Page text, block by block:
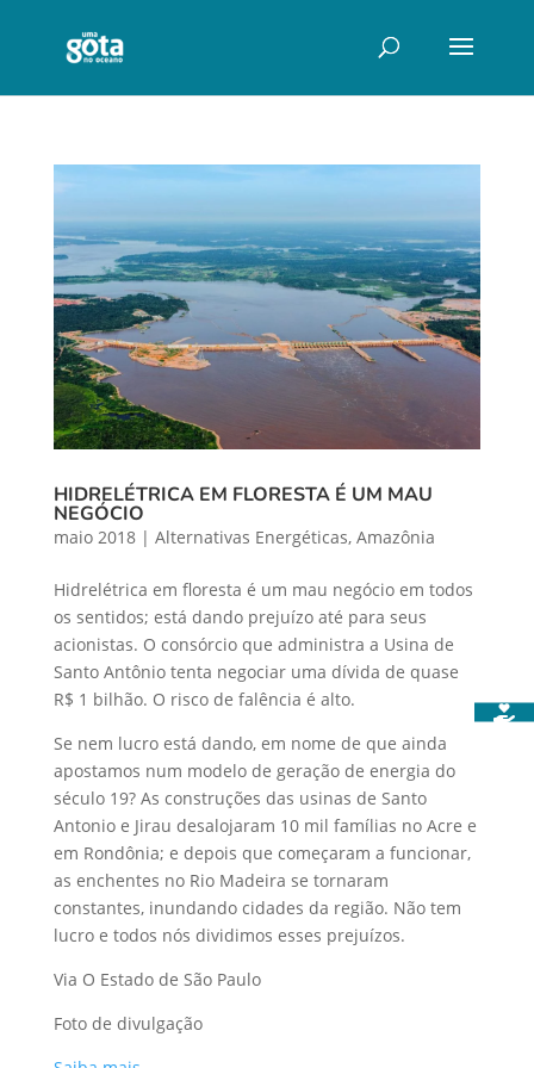
HIDRELÉTRICA EM FLORESTA É UM MAU
NEGÓCIO
maio 2018| Alternativas Energéticas, Amazônia
Hidrelétrica em floresta é um mau negócio em todos
os sentidos; está dando prejuízo até para seus
acionistas. O consórcio que administra a Usina de
Santo Antônio tenta negociar uma dívida de quase
R$ 1 bilhão. O risco de falência é alto.
Se nem lucro está dando, em nome de que ainda
apostamos num modelo de geração de energia do
século 19? As construções das usinas de Santo
Antonio e Jirau desalojaram 10 mil famílias no Acre e
em Rondônia; e depois que começaram a funcionar,
as enchentes no Rio Madeira se tornaram
constantes, inundando cidades da região. Não tem
lucro e todos nós dividimos esses prejuízos.
Via O Estado de São Paulo
Foto de divulgação